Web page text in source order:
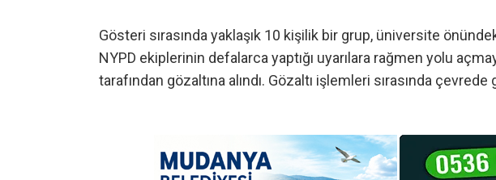
Gösteri sırasında yaklaşık 10 kişilik bir grup, üniversite
NYPD ekiplerinin defalarca yaptığı uyarılara rağmen yolu
tarafından gözaltına alındı. Gözaltı işlemleri sırasında